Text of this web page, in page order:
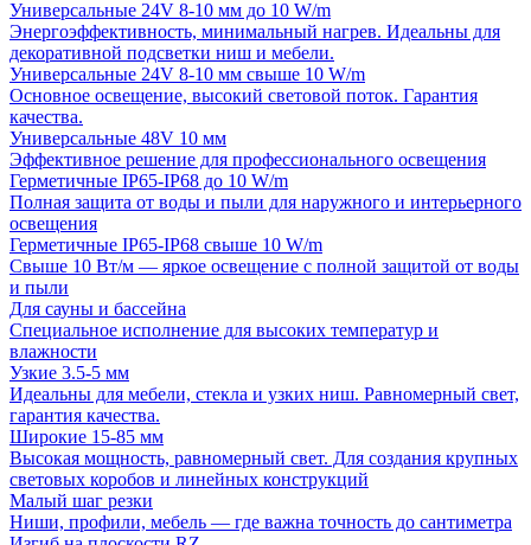
Универсальные 24V 8-10 мм до 10 W/m
Энергоэффективность, минимальный нагрев. Идеальны для
декоративной подсветки ниш и мебели.
Универсальные 24V 8-10 мм свыше 10 W/m
Основное освещение, высокий световой поток. Гарантия
качества.
Универсальные 48V 10 мм
Эффективное решение для профессионального освещения
Герметичные IP65-IP68 до 10 W/m
Полная защита от воды и пыли для наружного и интерьерного
освещения
Герметичные IP65-IP68 свыше 10 W/m
Свыше 10 Вт/м — яркое освещение с полной защитой от воды
и пыли
Для сауны и бассейна
Специальное исполнение для высоких температур и
влажности
Узкие 3.5-5 мм
Идеальны для мебели, стекла и узких ниш. Равномерный свет,
гарантия качества.
Широкие 15-85 мм
Высокая мощность, равномерный свет. Для создания крупных
световых коробов и линейных конструкций
Малый шаг резки
Ниши, профили, мебель — где важна точность до сантиметра